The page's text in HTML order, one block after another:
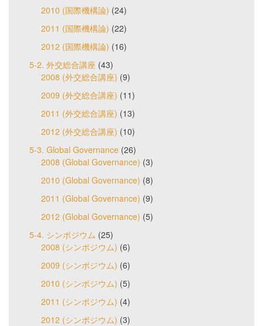
2010 (国際機構論) (24)
2011 (国際機構論) (22)
2012 (国際機構論) (16)
5-2. 外交総合講座 (43)
2008 (外交総合講座) (9)
2009 (外交総合講座) (11)
2011 (外交総合講座) (13)
2012 (外交総合講座) (10)
5-3. Global Governance (26)
2008 (Global Governance) (3)
2010 (Global Governance) (8)
2011 (Global Governance) (9)
2012 (Global Governance) (5)
5-4. シンポジウム (25)
2008 (シンポジウム) (6)
2009 (シンポジウム) (6)
2010 (シンポジウム) (5)
2011 (シンポジウム) (4)
2012 (シンポジウム) (3)